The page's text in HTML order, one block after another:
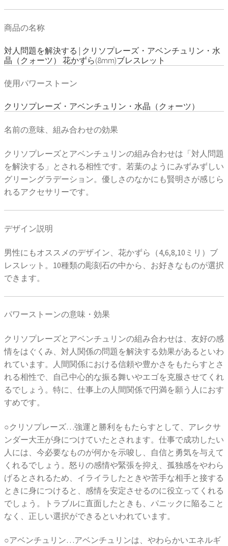
商品の名称
対人問題を解決する | クリソプレーズ・アベンチュリン・水
晶（クォーツ） 花かずら(8mm)ブレスレット
使用パワーストーン
クリソプレーズ・アベンチュリン・水晶（クォーツ）
名前の意味、組み合わせの効果
クリソプレーズとアベンチュリンの組み合わせは「対人問題
を解決する」とされる相性です。若葉のようにみずみずしい
グリーングラデーション。優しさのなかにも賢明さが感じら
れるアクセサリーです。
デザイン説明
男性にもオススメのデザイン、花かずら（4,6,8,10ミリ）ブ
レスレット。10種類の彫刻石の中から、お好きなものが選択
できます。
パワーストーンの意味・効果
クリソプレーズとアベンチュリンの組み合わせは、友好の感
情をはぐくみ、対人関係の問題を解決する効果があるといわ
れています。人間関係における信頼や豊かさをもたらすとさ
れる相性で、自己中心的な振る舞いやエゴを克服させてくれ
るでしょう。特に、仕事上の人間関係で円満を願う人におす
すめです。
○クリソプレーズ…強運と勝利をもたらすとして、アレクサ
ンダー大王が身につけていたとされます。仕事で成功したい
人には、今必要なものが何かを示唆し、自信と勇気を与えて
くれるでしょう。怒りの感情や緊張を抑え、孤独感をやわら
げるとされるため、イライラしたときや苦手な相手と接する
ときに身につけると、感情を安定させるのに役立ってくれる
でしょう。トラブルに直面したときも、パニックに陥ること
なく、正しい選択ができるといわれています。
○アベンチュリン…アベンチュリンは、やわらかいエネルギ